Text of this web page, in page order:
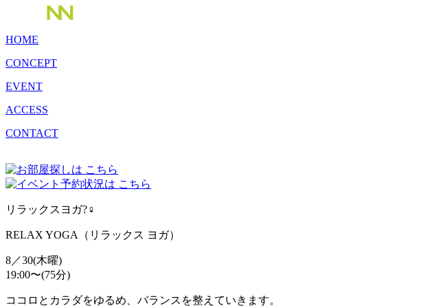
HOME
CONCEPT
EVENT
ACCESS
CONTACT
リラックスヨガ?‍♀️
RELAX YOGA（リラックス ヨガ）
8／30(木曜)
19:00〜(75分)
ココロとカラダをゆるめ、バランスを整えていきます。